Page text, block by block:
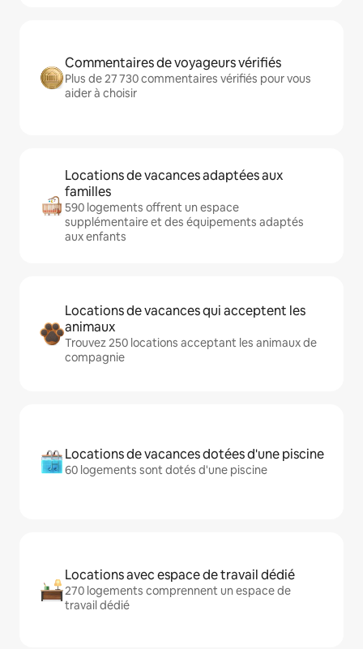
Commentaires de voyageurs vérifiés
Plus de 27 730 commentaires vérifiés pour vous
aider à choisir
Locations de vacances adaptées aux
familles
590 logements offrent un espace
supplémentaire et des équipements adaptés
aux enfants
Locations de vacances qui acceptent les
animaux
Trouvez 250 locations acceptant les animaux de
compagnie
Locations de vacances dotées d'une piscine
60 logements sont dotés d'une piscine
Locations avec espace de travail dédié
270 logements comprennent un espace de
travail dédié